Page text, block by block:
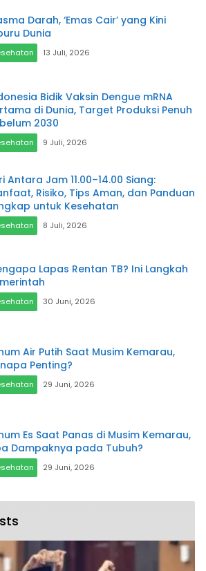
Darah, ‘Emas Cair’ yang Kini
Dunia
13 Juli, 2026
Bidik Vaksin Dengue mRNA
di Dunia, Target Produksi Penuh
2030
9 Juli, 2026
Antara Jam 11.00–14.00 Siang:
Risiko, Tips Aman, dan Panduan
untuk Kesehatan
8 Juli, 2026
Lapas Rentan TB? Ini Langkah
30 Juni, 2026
Air Putih Saat Musim Kemarau,
Penting?
29 Juni, 2026
Es Saat Panas di Musim Kemarau,
Dampaknya pada Tubuh?
29 Juni, 2026